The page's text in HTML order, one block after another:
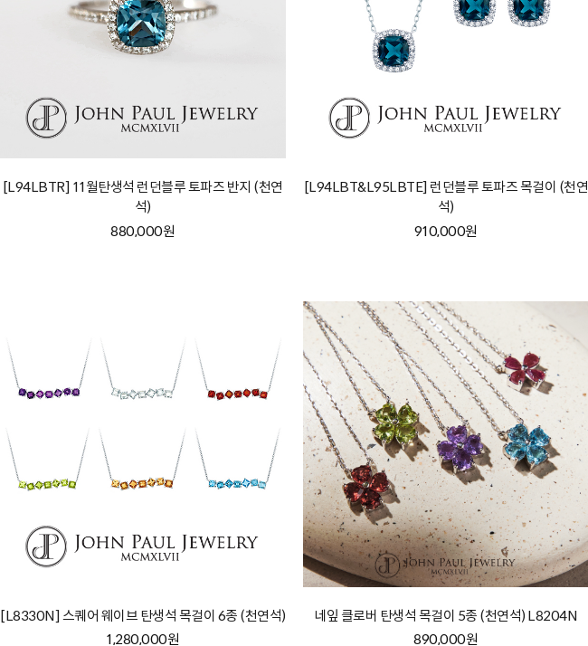
[L94LBTR] 11월탄생석 런던블루 토파즈 반지 (천연
석)
880,000원
[L94LBT&L95LBTE] 런던블루 토파즈 목걸이 (천연
석)
910,000원
[L8330N] 스퀘어 웨이브 탄생석 목걸이 6종 (천연석)
1,280,000원
네잎 클로버 탄생석 목걸이 5종 (천연석) L8204N
890,000원